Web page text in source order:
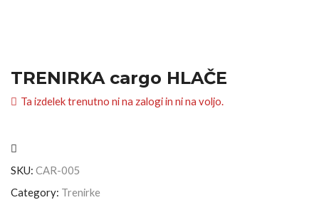
TRENIRKA cargo HLAČE
Ta izdelek trenutno ni na zalogi in ni na voljo.
SKU: CAR-005
Category: Trenirke